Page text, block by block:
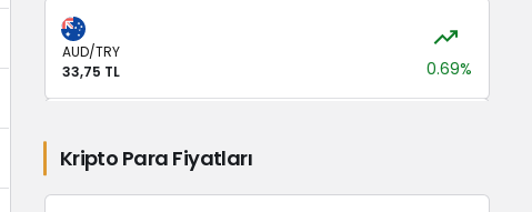
AUD/TRY
33,75 TL
0.69%
JPY/TRY
0,00 TL
Kripto Para Fiyatları